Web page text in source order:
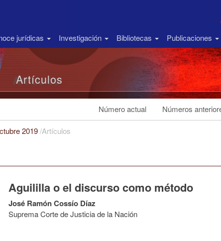
jurídicas Investigación Bibliotecas Publicaciones
Artículos
Número actual Números
2019/Artículos
Aguililla o el discurso como método
José Ramón Cossío Díaz
Suprema Corte de Justicia de la Nación